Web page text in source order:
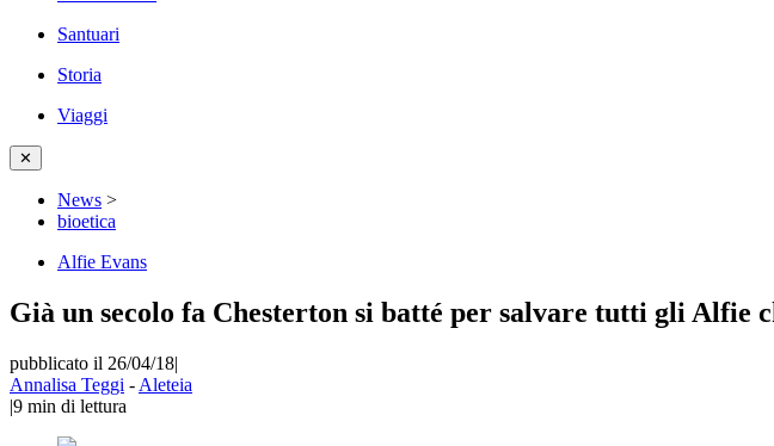
Santuari
Storia
Viaggi
✕
News >
bioetica
Alfie Evans
Già un secolo fa Chesterton si batté per salvare tutti gli Alfie
pubblicato il 26/04/18|
Annalisa Teggi - Aleteia
|9 min di lettura